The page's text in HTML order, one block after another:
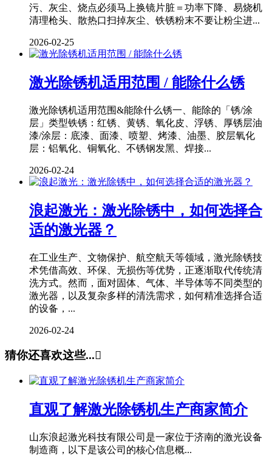
污、灰尘、烧点必须马上换镜片脏＝功率下降、易烧机
清理枪头、散热口扫掉灰尘、铁锈粉末不要让粉尘进...
2026-02-25
激光除锈机适用范围 / 能除什么锈
激光除锈机适用范围&能除什么锈一、能除的「锈/涂
层」类型铁锈：红锈、黄锈、氧化皮、浮锈、厚锈层油
漆/涂层：底漆、面漆、喷塑、烤漆、油墨、胶层氧化
层：铝氧化、铜氧化、不锈钢发黑、焊接...
2026-02-24
浪起激光：激光除锈中，如何选择合
适的激光器？
在工业生产、文物保护、航空航天等领域，激光除锈技
术凭借高效、环保、无损伤等优势，正逐渐取代传统清
洗方式。然而，面对固体、气体、半导体等不同类型的
激光器，以及复杂多样的清洗需求，如何精准选择合适
的设备，...
2026-02-24
猜你还喜欢这些...
直观了解激光除锈机生产商家简介
山东浪起激光科技有限公司是一家位于济南的激光设备
制造商，以下是该公司的核心信息概...